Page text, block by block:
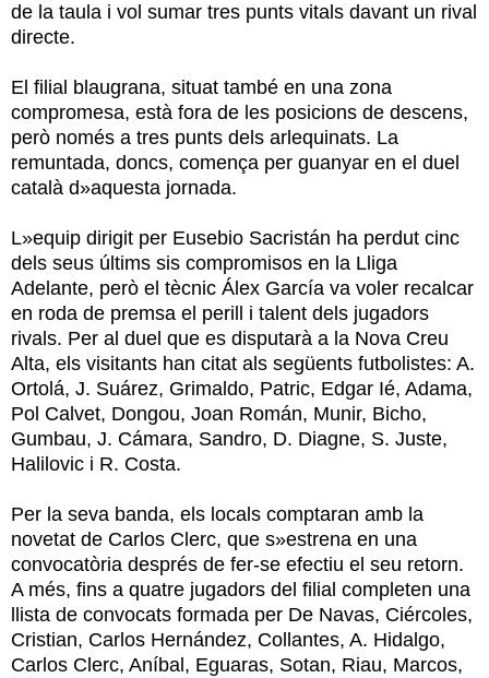
de la taula i vol sumar tres punts vitals davant un rival
directe.
El filial blaugrana, situat també en una zona
compromesa, està fora de les posicions de descens,
però només a tres punts dels arlequinats. La
remuntada, doncs, comença per guanyar en el duel
català d»aquesta jornada.
L»equip dirigit per Eusebio Sacristán ha perdut cinc
dels seus últims sis compromisos en la Lliga
Adelante, però el tècnic Álex García va voler recalcar
en roda de premsa el perill i talent dels jugadors
rivals. Per al duel que es disputarà a la Nova Creu
Alta, els visitants han citat als següents futbolistes: A.
Ortolá, J. Suárez, Grimaldo, Patric, Edgar Ié, Adama,
Pol Calvet, Dongou, Joan Román, Munir, Bicho,
Gumbau, J. Cámara, Sandro, D. Diagne, S. Juste,
Halilovic i R. Costa.
Per la seva banda, els locals comptaran amb la
novetat de Carlos Clerc, que s»estrena en una
convocatòria després de fer-se efectiu el seu retorn.
A més, fins a quatre jugadors del filial completen una
llista de convocats formada per De Navas, Ciércoles,
Cristian, Carlos Hernández, Collantes, A. Hidalgo,
Carlos Clerc, Aníbal, Eguaras, Sotan, Riau, Marcos,